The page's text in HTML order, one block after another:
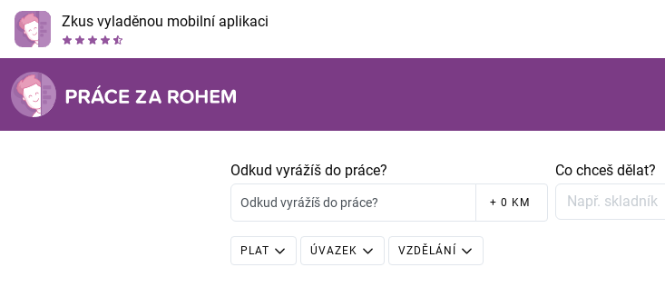
Zkus vyladěnou mobilní aplikaci
Odkud vyrážíš do práce?
Odkud vyrážíš do práce? + 0 KM
Co chceš dělat?
PLAT ÚVAZEK VZDĚLÁNÍ